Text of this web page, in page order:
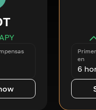
en
6